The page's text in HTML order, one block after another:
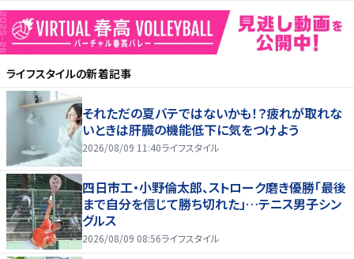
ライフスタイルの新着記事
それただの夏バテではないかも！？疲れが取れな
いときは肝臓の機能低下に気をつけよう
2026/08/09 11:40ライフスタイル
四日市工・小野倫太郎、ストローク磨き優勝「最後
まで自分を信じて勝ち切れた」…テニス男子シン
グルス
2026/08/09 08:56ライフスタイル